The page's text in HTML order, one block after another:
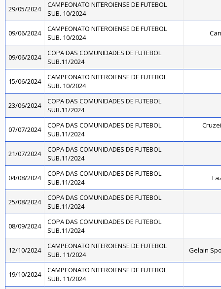
29/05/2024
CAMPEONATO NITEROIENSE DE FUTEBOL
SUB. 10/2024
09/06/2024
CAMPEONATO NITEROIENSE DE FUTEBOL
SUB. 10/2024
09/06/2024
COPA DAS COMUNIDADES DE FUTEBOL
SUB.11/2024
15/06/2024
CAMPEONATO NITEROIENSE DE FUTEBOL
SUB. 10/2024
23/06/2024
COPA DAS COMUNIDADES DE FUTEBOL
SUB.11/2024
07/07/2024
COPA DAS COMUNIDADES DE FUTEBOL
SUB.11/2024
21/07/2024
COPA DAS COMUNIDADES DE FUTEBOL
SUB.11/2024
04/08/2024
COPA DAS COMUNIDADES DE FUTEBOL
SUB.11/2024
25/08/2024
COPA DAS COMUNIDADES DE FUTEBOL
SUB.11/2024
08/09/2024
COPA DAS COMUNIDADES DE FUTEBOL
SUB.11/2024
12/10/2024
CAMPEONATO NITEROIENSE DE FUTEBOL
SUB. 11/2024
Gelain
19/10/2024
CAMPEONATO NITEROIENSE DE FUTEBOL
SUB. 11/2024